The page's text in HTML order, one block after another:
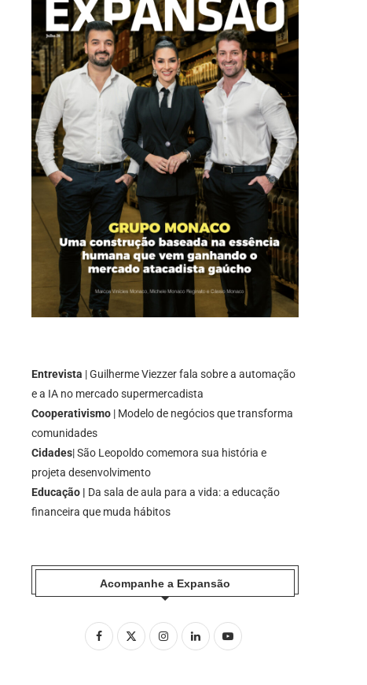
Entrevista | Guilherme Viezzer fala sobre a automação
e a IA no mercado supermercadista
Cooperativismo | Modelo de negócios que transforma
comunidades
Cidades| São Leopoldo comemora sua história e
projeta desenvolvimento
Educação | Da sala de aula para a vida: a educação
financeira que muda hábitos
Acompanhe a Expansão